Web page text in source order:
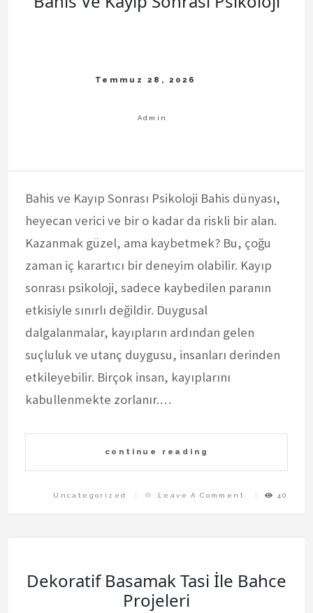
Bahis ve Kayıp Sonrası Psikoloji Bahis dünyası,
heyecan verici ve bir o kadar da riskli bir alan.
Kazanmak güzel, ama kaybetmek? Bu, çoğu
zaman iç karartıcı bir deneyim olabilir. Kayıp
sonrası psikoloji, sadece kaybedilen paranın
etkisiyle sınırlı değildir. Duygusal
dalgalanmalar, kayıpların ardından gelen
suçluluk ve utanç duygusu, insanları derinden
etkileyebilir. Birçok insan, kayıplarını
kabullenmekte zorlanır.…
continue reading
Uncategorized Leave A Comment
On
Bahis
Kayip
40
Dekoratif Basamak Tasi İle Bahce
Projeleri